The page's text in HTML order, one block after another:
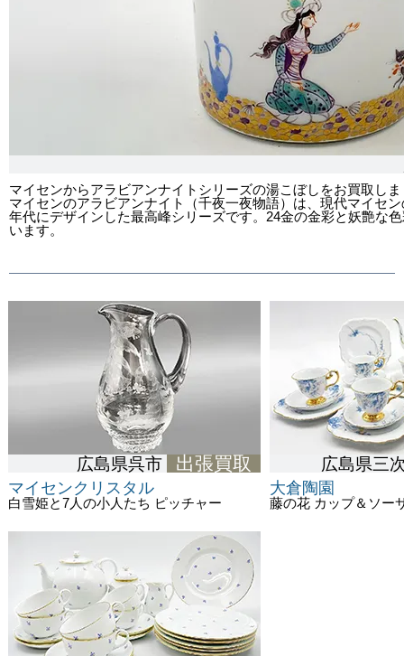
マイセンからアラビアンナイトシリーズの湯こぼしをお買取し
マイセンのアラビアンナイト（千夜一夜物語）は、現代マイセ
年代にデザインした最高峰シリーズです。24金の金彩と妖艶な
います。
広島県呉市 出張買取
マイセンクリスタル
白雪姫と7人の小人たち ピッチャー
広島県三
大倉陶園
藤の花 カップ＆ソー